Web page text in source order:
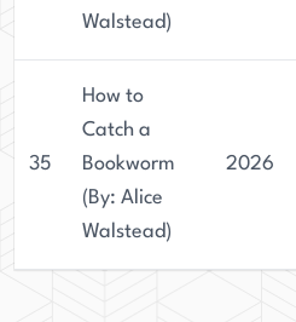
Walstead)
35
How to
Catch a
Bookworm
(By: Alice
Walstead)
2026